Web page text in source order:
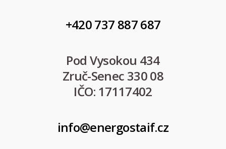
+420 737 887 687
Pod Vysokou 434
Zruč-Senec 330 08
IČO: 17117402
info@energostaif.cz